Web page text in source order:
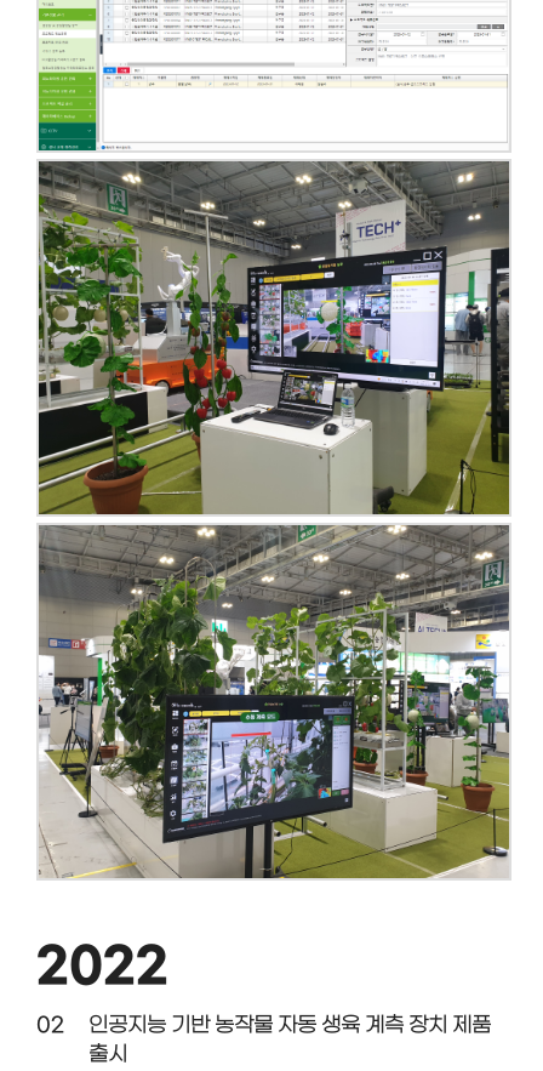
2022
02
인공지능 기반 농작물 자동 생육 계측 장치 제품
출시